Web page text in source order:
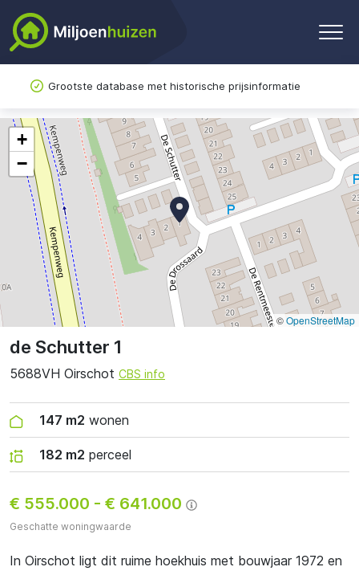
Grootste database met historische prijsinformatie
de Schutter 1
5688VH Oirschot CBS info
147 m2 wonen
182 m2 perceel
€ 555.000 - € 641.000
Geschatte woningwaarde
In Oirschot ligt dit ruime hoekhuis met bouwjaar 1972 en
+
−
©OpenStreetMap